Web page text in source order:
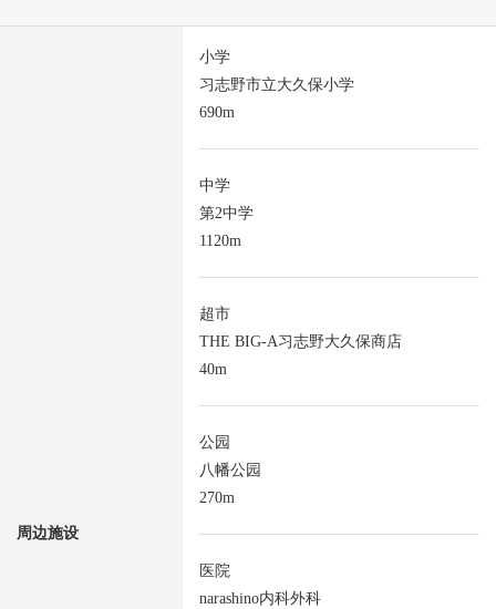
周边施设
小学
习志野市立大久保小学
690m
中学
第2中学
1120m
超市
THE BIG-A习志野大久保商店
40m
公园
八幡公园
270m
医院
narashino内科外科